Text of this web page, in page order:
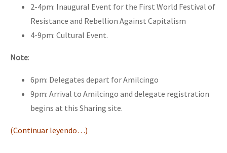
2-4pm: Inaugural Event for the First World Festival of
Resistance and Rebellion Against Capitalism
4-9pm: Cultural Event.
Note:
6pm: Delegates depart for Amilcingo
9pm: Arrival to Amilcingo and delegate registration
begins at this Sharing site.
(Continuar leyendo…)